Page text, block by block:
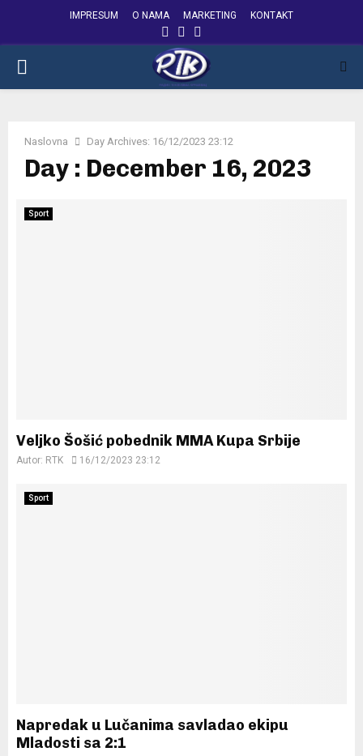
IMPRESUM O NAMA MARKETING KONTAKT
FACEBOOK
INSTAGRAM
PRIMARY
Naslovna Day Archives: 16/12/2023 23:12
Day : December 16, 2023
Sport
Veljko Šošić pobednik MMA Kupa Srbije
Autor: RTK 16/12/2023 23:12
Sport
Napredak u Lučanima savladao ekipu
Mladosti sa 2:1